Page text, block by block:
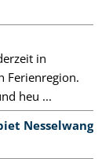
in
Ferienregion.
heu ...
Nesselwang